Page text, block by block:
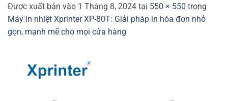
Được xuất bản vào 1 Tháng 8, 2024 tại 550 × 550 trong
Máy in nhiệt Xprinter XP-80T: Giải pháp in hóa đơn nhỏ
gọn, mạnh mẽ cho mọi cửa hàng